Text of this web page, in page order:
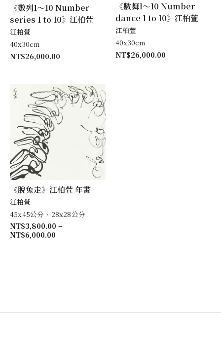
《數列1～10 Number
series 1 to 10》江柏萱
江柏萱
40x30cm
NT$26,000.00
《數舞1～10 Number
dance 1 to 10》江柏萱
江柏萱
40x30cm
NT$26,000.00
《脫兔走》江柏萱 年畫
江柏萱
45x45公分、28x28公分
NT$3,800.00 –
NT$6,000.00